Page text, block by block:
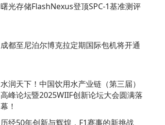
曙光存储FlashNexus登顶SPC-1基准测评
成都至尼泊尔博克拉定期国际包机将开通
水润天下！中国饮用水产业链（第三届）
高峰论坛暨2025WIIF创新论坛大会圆满落
幕！
历经50年创新与辉煌，F1赛事的新挑战